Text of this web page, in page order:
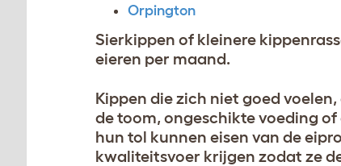
Orpington
Sierkippen of kleinere
eieren per maand.
Kippen die zich niet goed
de toom, ongeschikte voeding
hun tol kunnen eisen van de
kwaliteitsvoer krijgen zodat ze